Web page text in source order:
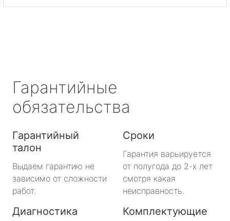
Гарантийные
обязательства
Гарантийный
талон
Выдаем гарантию не
зависимо от сложности
работ.
Сроки
Гарантия варьируется
от полугода до 2-х лет
смотря какая
неисправность.
Диагностика Комплектующие